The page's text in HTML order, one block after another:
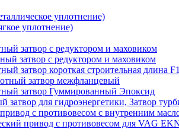
уплотнение)
уплотнение)
затвор с редуктором и маховиком
затвор с редуктором и маховиком
затвор короткая строительная длина
затвор межфланцевый
затвор Гуммированный Эпоксид
для гидроэнергетики, Затвор
с противовесом с внутренним
привод с противовесом для VAG